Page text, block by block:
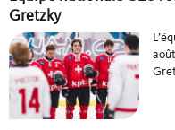
Gretzky